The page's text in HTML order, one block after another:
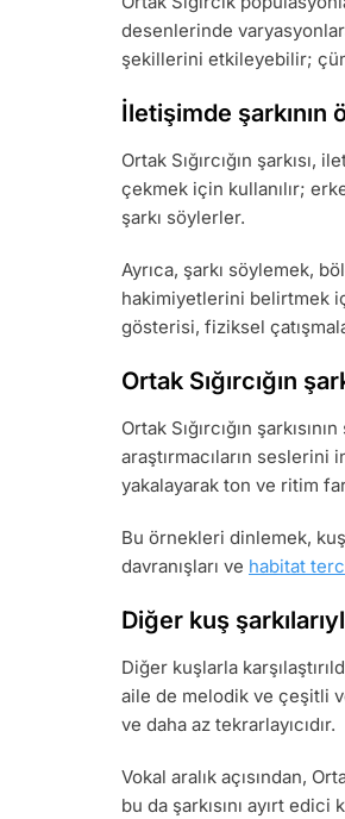
desenlerinde
şekillerini etkileyebilir;
İletişimde şarkının
Ortak Sığırcığın
çekmek için kullanılır;
şarkı söylerler.
Ayrıca, şarkı söylemek,
hakimiyetlerini belirtmek
gösterisi, fiziksel
Ortak Sığırcığın
Ortak Sığırcığın
araştırmacıların seslerini
yakalayarak ton ve ritim
Bu örnekleri dinlemek,
davranışları ve habitat
Diğer kuş
Diğer kuşlarla
aile de melodik ve çeşitli
ve daha az tekrarlayıcıdır.
Vokal aralık açısından,
bu da şarkısını ayırt